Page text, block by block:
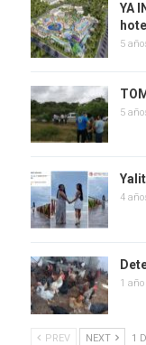
YA
5
5
4
1
PREV NEXT 1